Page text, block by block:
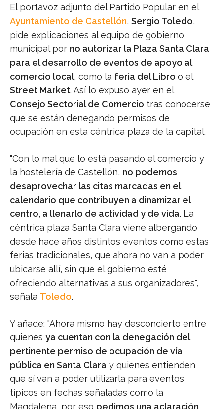
El portavoz adjunto del Partido Popular en el
Ayuntamiento de Castellón, Sergio Toledo,
pide explicaciones al equipo de gobierno
municipal por no autorizar la Plaza Santa Clara
para el desarrollo de eventos de apoyo al
comercio local, como la feria del Libro o el
Street Market. Así lo expuso ayer en el
Consejo Sectorial de Comercio tras conocerse
que se están denegando permisos de
ocupación en esta céntrica plaza de la capital.
"Con lo mal que lo está pasando el comercio y
la hostelería de Castellón, no podemos
desaprovechar las citas marcadas en el
calendario que contribuyen a dinamizar el
centro, a llenarlo de actividad y de vida. La
céntrica plaza Santa Clara viene albergando
desde hace años distintos eventos como estas
ferias tradicionales, que ahora no van a poder
ubicarse allí, sin que el gobierno esté
ofreciendo alternativas a sus organizadores",
señala Toledo.
Y añade: "Ahora mismo hay desconcierto entre
quienes ya cuentan con la denegación del
pertinente permiso de ocupación de vía
pública en Santa Clara y quienes entienden
que sí van a poder utilizarla para eventos
típicos en fechas señaladas como la
Magdalena, por eso pedimos una aclaración